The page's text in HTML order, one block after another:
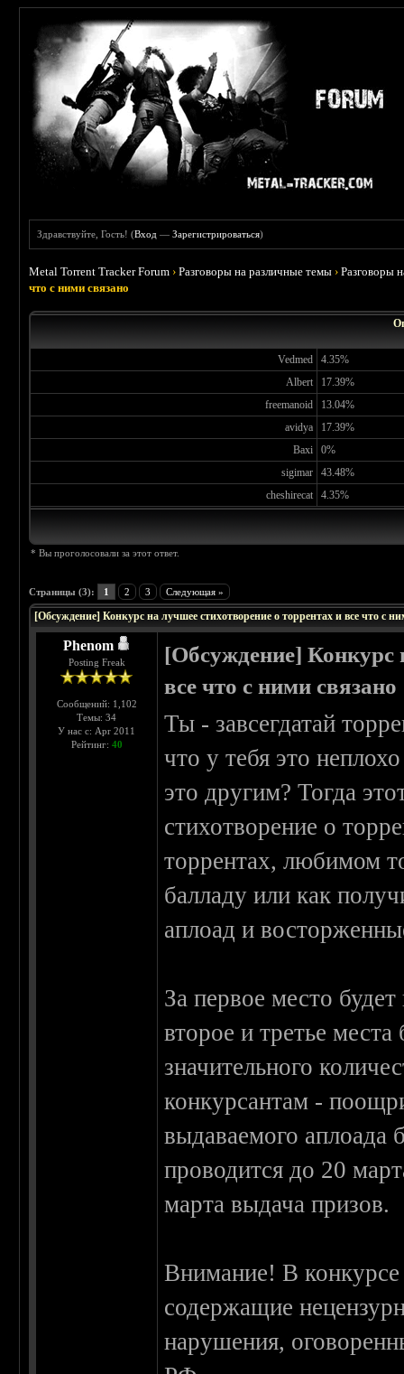
Здравствуйте, Гость! (Вход —Зарегистрироваться)
Metal Torrent Tracker Forum ›Разговоры на различные темы ›Разговоры
что с ними связано
Vedmed
4.35%
Albert
17.39%
freemanoid
13.04%
avidya
17.39%
Baxi
0%
sigimar
43.48%
cheshirecat
4.35%
* Вы проголосовали за этот ответ.
Страницы (3): 1 2 3 Следующая »
[Обсуждение] Конкурс на лучшее стихотворение о торрентах и все что с
Phenom
Posting Freak
Сообщений: 1,102
Темы: 34
У нас с: Apr 2011
Рейтинг: 40
[Обсуждение] Конкурс
все что с ними связано
Ты - завсегдатай
что у тебя это
это другим? Тогда
стихотворение о
торрентах, любимом
балладу или как
аплоад и
За первое место
второе и третье
значительного
конкурсантам -
выдаваемого аплоада
проводится до 20
марта выдача призов.
Внимание! В конкурсе
содержащие
нарушения,